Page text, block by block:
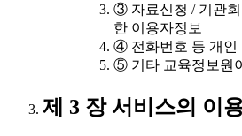
③ 자료신청 / 기관회
한 이용자정보
④ 전화번호 등 개인
⑤ 기타 교육정보원
제 3 장 서비스의 이